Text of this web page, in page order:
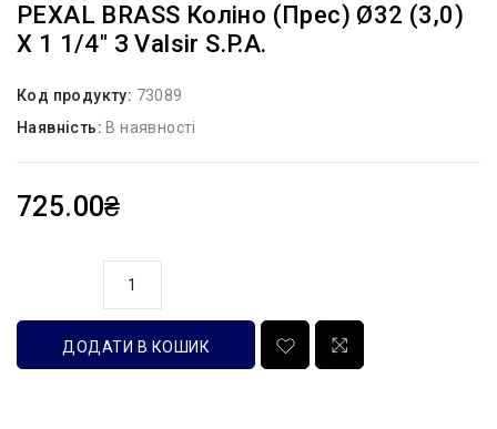
PEXAL BRASS Коліно (прес) Ø32 (3,0)
X 1 1/4″ З Valsir S.p.A.
Код продукту: 73089
Наявність: В наявності
725.00₴
ДОДАТИ В КОШИК